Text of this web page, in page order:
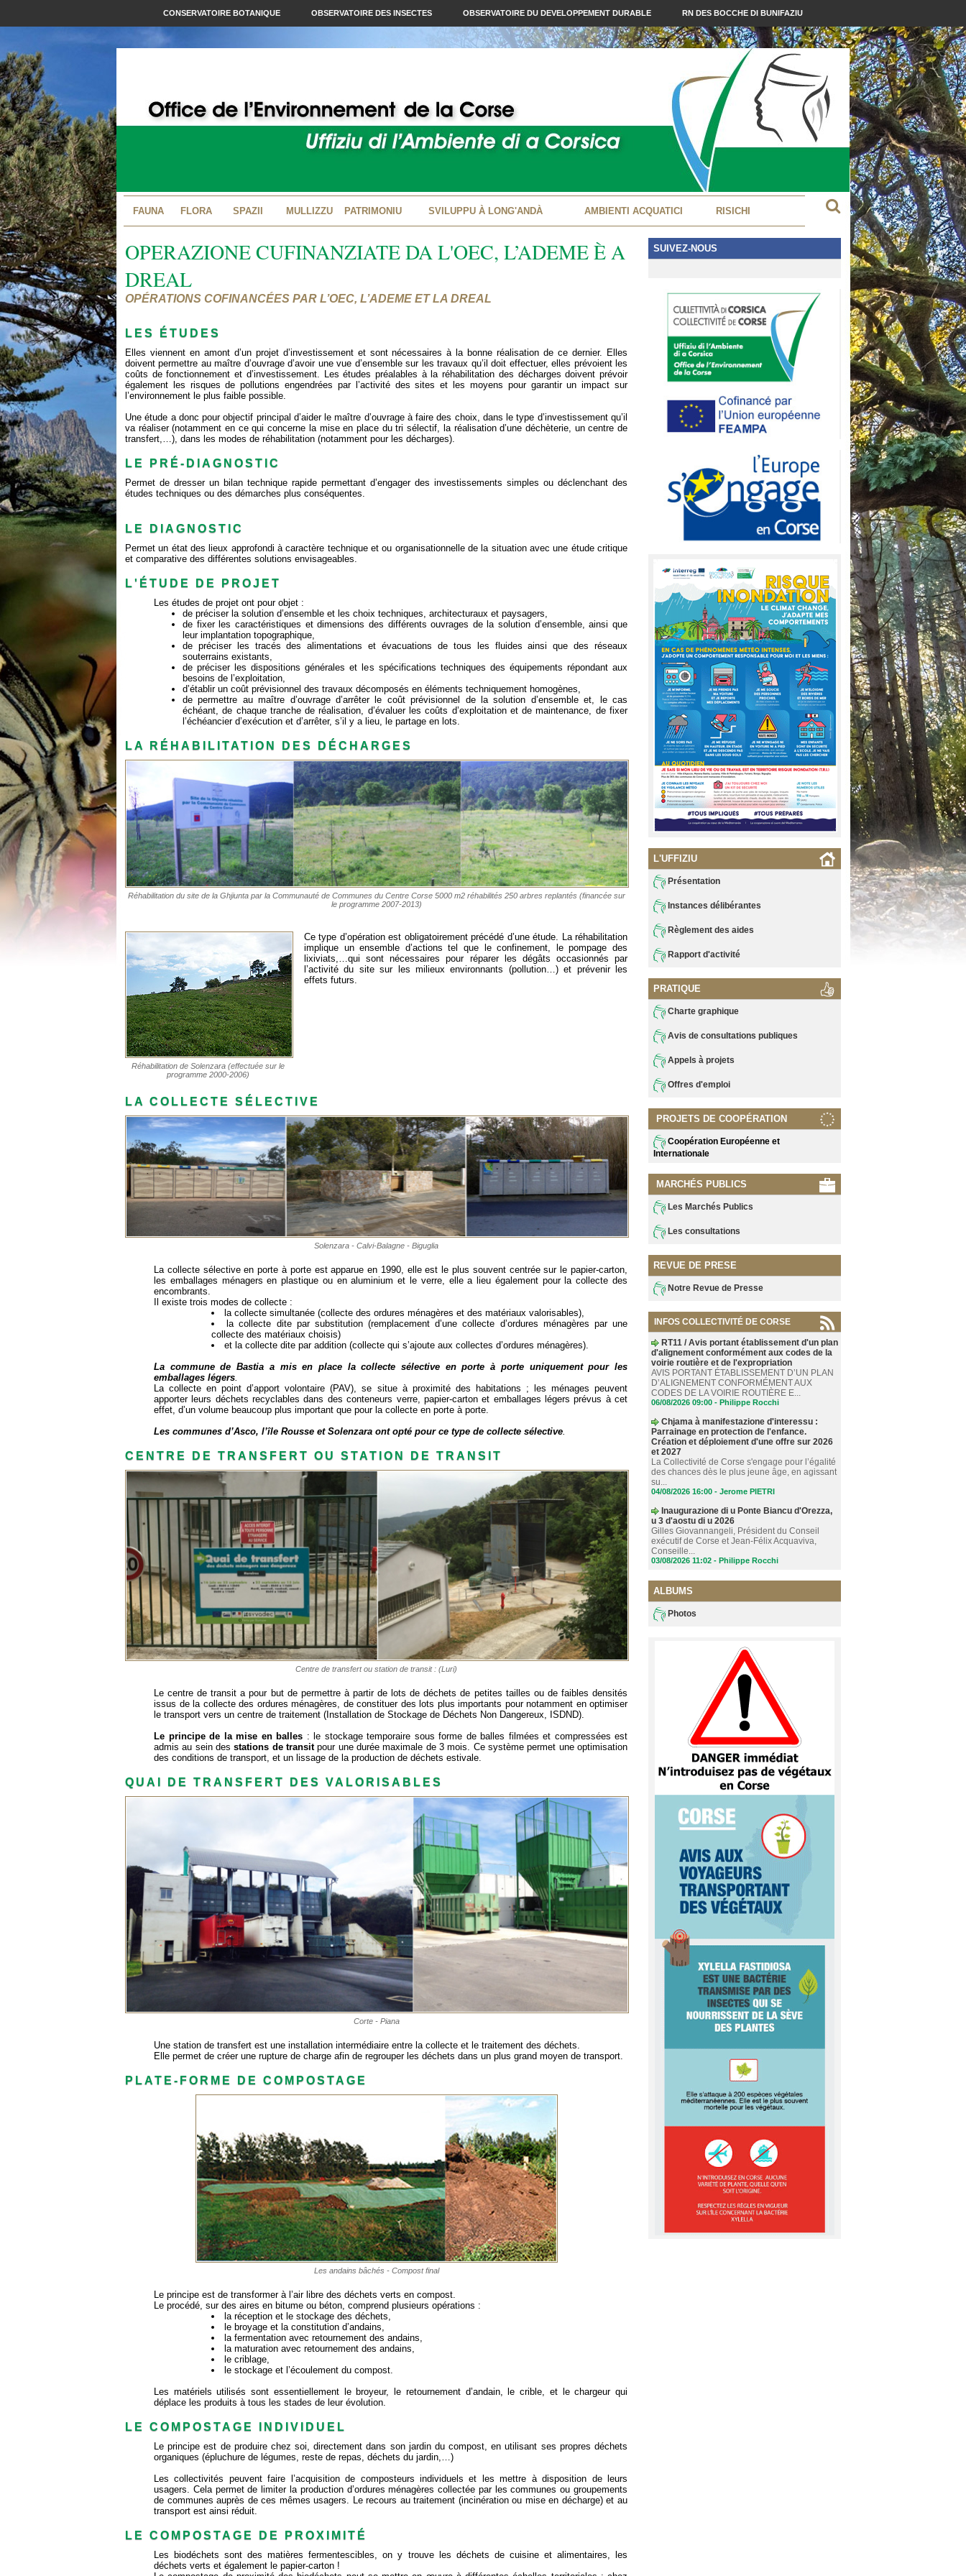
CONSERVATOIRE BOTANIQUE OBSERVATOIRE DES INSECTES OBSERVATOIRE DU DEVELOPPEMENT DURABLE RN DES BOCCHE DI BUNIFAZIU
FAUNA FLORA SPAZII MULLIZZU PATRIMONIU SVILUPPU À LONG'ANDÀ AMBIENTI ACQUATICI RISICHI
OPERAZIONE CUFINANZIATE DA L'OEC, L’ADEME È A
DREAL
OPÉRATIONS COFINANCÉES PAR L’OEC, L’ADEME ET LA DREAL
LES ÉTUDES
Elles viennent en amont d’un projet d’investissement et sont nécessaires à la bonne réalisation de ce dernier. Elles
doivent permettre au maître d’ouvrage d’avoir une vue d’ensemble sur les travaux qu’il doit effectuer, elles prévoient les
coûts de fonctionnement et d’investissement. Les études préalables à la réhabilitation des décharges doivent prévoir
également les risques de pollutions engendrées par l’activité des sites et les moyens pour garantir un impact sur
l’environnement le plus faible possible.
Une étude a donc pour objectif principal d’aider le maître d’ouvrage à faire des choix, dans le type d’investissement qu’il
va réaliser (notamment en ce qui concerne la mise en place du tri sélectif, la réalisation d’une déchèterie, un centre de
transfert,…), dans les modes de réhabilitation (notamment pour les décharges).
LE PRÉ-DIAGNOSTIC
Permet de dresser un bilan technique rapide permettant d’engager des investissements simples ou déclenchant des
études techniques ou des démarches plus conséquentes.
LE DIAGNOSTIC
Permet un état des lieux approfondi à caractère technique et ou organisationnelle de la situation avec une étude critique
et comparative des différentes solutions envisageables.
L'ÉTUDE DE PROJET
Les études de projet ont pour objet :
de préciser la solution d’ensemble et les choix techniques, architecturaux et paysagers,
de fixer les caractéristiques et dimensions des différents ouvrages de la solution d’ensemble, ainsi que
leur implantation topographique,
de préciser les tracés des alimentations et évacuations de tous les fluides ainsi que des réseaux
souterrains existants,
de préciser les dispositions générales et les spécifications techniques des équipements répondant aux
besoins de l’exploitation,
d’établir un coût prévisionnel des travaux décomposés en éléments techniquement homogènes,
de permettre au maître d’ouvrage d’arrêter le coût prévisionnel de la solution d’ensemble et, le cas
échéant, de chaque tranche de réalisation, d’évaluer les coûts d’exploitation et de maintenance, de fixer
l’échéancier d’exécution et d’arrêter, s’il y a lieu, le partage en lots.
LA RÉHABILITATION DES DÉCHARGES
Réhabilitation du site de la Ghjiunta par la Communauté de Communes du Centre Corse 5000 m2 réhabilités 250 arbres replantés (financée sur
le programme 2007-2013)
Réhabilitation de Solenzara (effectuée sur le
programme 2000-2006)
Ce type d’opération est obligatoirement précédé d’une étude. La réhabilitation
implique un ensemble d’actions tel que le confinement, le pompage des
lixiviats,…qui sont nécessaires pour réparer les dégâts occasionnés par
l’activité du site sur les milieux environnants (pollution…) et prévenir les
effets futurs.
LA COLLECTE SÉLECTIVE
Solenzara - Calvi-Balagne - Biguglia
La collecte sélective en porte à porte est apparue en 1990, elle est le plus souvent centrée sur le papier-carton,
les emballages ménagers en plastique ou en aluminium et le verre, elle a lieu également pour la collecte des
encombrants.
Il existe trois modes de collecte :
la collecte simultanée (collecte des ordures ménagères et des matériaux valorisables),
la collecte dite par substitution (remplacement d’une collecte d’ordures ménagères par une
collecte des matériaux choisis)
et la collecte dite par addition (collecte qui s’ajoute aux collectes d’ordures ménagères).
La commune de Bastia a mis en place la collecte sélective en porte à porte uniquement pour les
emballages légers.
La collecte en point d’apport volontaire (PAV), se situe à proximité des habitations ; les ménages peuvent
apporter leurs déchets recyclables dans des conteneurs verre, papier-carton et emballages légers prévus à cet
effet, d’un volume beaucoup plus important que pour la collecte en porte à porte.
Les communes d’Asco, l’île Rousse et Solenzara ont opté pour ce type de collecte sélective.
CENTRE DE TRANSFERT OU STATION DE TRANSIT
Centre de transfert ou station de transit : (Luri)
Le centre de transit a pour but de permettre à partir de lots de déchets de petites tailles ou de faibles densités
issus de la collecte des ordures ménagères, de constituer des lots plus importants pour notamment en optimiser
le transport vers un centre de traitement (Installation de Stockage de Déchets Non Dangereux, ISDND).
Le principe de la mise en balles : le stockage temporaire sous forme de balles filmées et compressées est
admis au sein desstations de transitpour une durée maximale de 3 mois. Ce système permet une optimisation
des conditions de transport, et un lissage de la production de déchets estivale.
QUAI DE TRANSFERT DES VALORISABLES
Corte - Piana
Une station de transfert est une installation intermédiaire entre la collecte et le traitement des déchets.
Elle permet de créer une rupture de charge afin de regrouper les déchets dans un plus grand moyen de transport.
PLATE-FORME DE COMPOSTAGE
Les andains bâchés - Compost final
Le principe est de transformer à l’air libre des déchets verts en compost.
Le procédé, sur des aires en bitume ou béton, comprend plusieurs opérations :
la réception et le stockage des déchets,
le broyage et la constitution d’andains,
la fermentation avec retournement des andains,
la maturation avec retournement des andains,
le criblage,
le stockage et l’écoulement du compost.
Les matériels utilisés sont essentiellement le broyeur, le retournement d’andain, le crible, et le chargeur qui
déplace les produits à tous les stades de leur évolution.
LE COMPOSTAGE INDIVIDUEL
Le principe est de produire chez soi, directement dans son jardin du compost, en utilisant ses propres déchets
organiques (épluchure de légumes, reste de repas, déchets du jardin,…)
Les collectivités peuvent faire l’acquisition de composteurs individuels et les mettre à disposition de leurs
usagers. Cela permet de limiter la production d’ordures ménagères collectée par les communes ou groupements
de communes auprès de ces mêmes usagers. Le recours au traitement (incinération ou mise en décharge) et au
transport est ainsi réduit.
LE COMPOSTAGE DE PROXIMITÉ
Les biodéchets sont des matières fermentescibles, on y trouve les déchets de cuisine et alimentaires, les
déchets verts et également le papier-carton !
SUIVEZ-NOUS
L'UFFIZIU
Présentation
Instances délibérantes
Règlement des aides
Rapport d'activité
PRATIQUE
Charte graphique
Avis de consultations publiques
Appels à projets
Offres d'emploi
PROJETS DE COOPÉRATION
Coopération Européenne et
Internationale
MARCHÉS PUBLICS
Les Marchés Publics
Les consultations
REVUE DE PRESE
Notre Revue de Presse
INFOS COLLECTIVITÉ DE CORSE
RT11 / Avis portant établissement d'un plan
d'alignement conformément aux codes de la
voirie routière et de l'expropriation
AVIS PORTANT ÉTABLISSEMENT D’UN PLAN
D’ALIGNEMENT CONFORMÉMENT AUX
CODES DE LA VOIRIE ROUTIÈRE E...
06/08/2026 09:00 - Philippe Rocchi
Chjama à manifestazione d'interessu :
Parrainage en protection de l'enfance.
Création et déploiement d'une offre sur 2026
et 2027
La Collectivité de Corse s'engage pour l’égalité
des chances dès le plus jeune âge, en agissant
su...
04/08/2026 16:00 - Jerome PIETRI
Inaugurazione di u Ponte Biancu d'Orezza,
u 3 d'aostu di u 2026
Gilles Giovannangeli, Président du Conseil
exécutif de Corse et Jean-Félix Acquaviva,
Conseille...
03/08/2026 11:02 - Philippe Rocchi
ALBUMS
Photos